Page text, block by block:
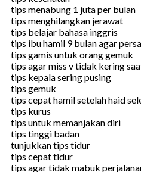
tips menabung 1 juta per bulan
tips menghilangkan jerawat
tips belajar bahasa inggris
tips ibu hamil 9 bulan agar
tips gamis untuk orang gemuk
tips agar miss v tidak kering
tips kepala sering pusing
tips gemuk
tips cepat hamil setelah haid
tips kurus
tips untuk memanjakan diri
tips tinggi badan
tunjukkan tips tidur
tips cepat tidur
tips agar tidak mabuk